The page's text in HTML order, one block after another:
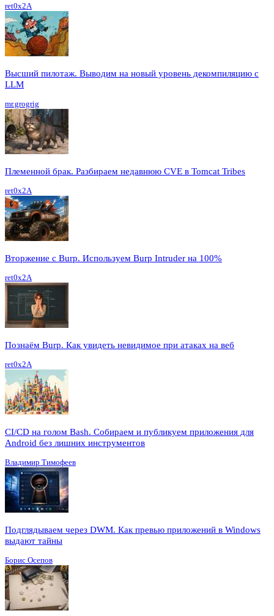
ret0x2A
Высший пилотаж. Выводим на новый уровень декомпиляцию с
LLM
mr.grogrig
Племенной брак. Разбираем недавнюю CVE в Tomcat Tribes
ret0x2A
Вторжение с Burp. Используем Burp Intruder на 100%
ret0x2A
Познаём Burp. Как увидеть невидимое при атаках на веб
ret0x2A
CI/CD на голом Bash. Собираем и публикуем приложения для
Android без лишних инструментов
Владимир Тимофеев
Подглядываем через DWM. Как превью приложений в Windows
выдают тайны
Борис Осепов